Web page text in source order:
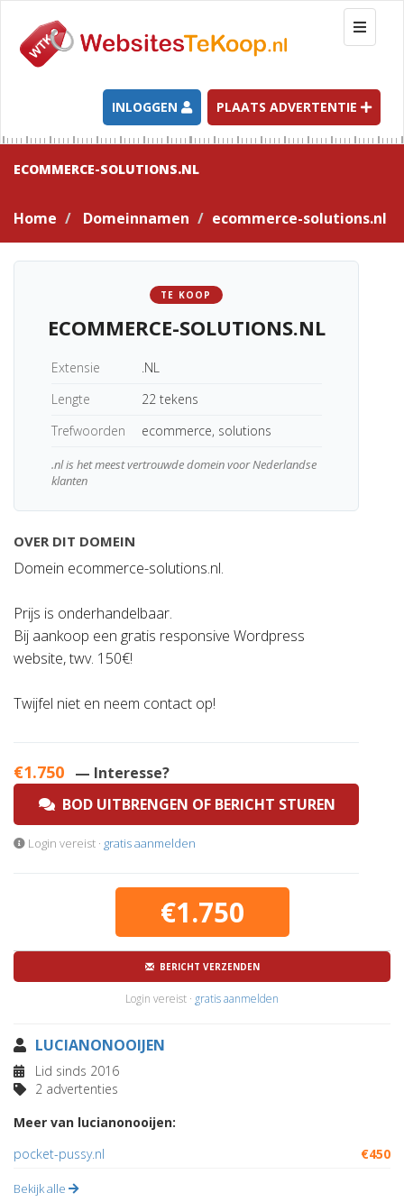
T
o
g
l
e
n
g
a
t
INLOGGEN PLAATS ADVERTENTIE
ECOMMERCE-SOLUTIONS.NL
Home Domeinnamen ecommerce-solutions.nl
TE KOOP
ECOMMERCE-SOLUTIONS.NL
Extensie
.NL
Lengte
22 tekens
Trefwoorden
ecommerce, solutions
.nl is het meest vertrouwde domein voor Nederlandse
klanten
OVER DIT DOMEIN
Domein ecommerce-solutions.nl.
Prijs is onderhandelbaar.
Bij aankoop een gratis responsive Wordpress
website, twv. 150€!
Twijfel niet en neem contact op!
€1.750 — Interesse?
BOD UITBRENGEN OF BERICHT STUREN
Login vereist · gratis aanmelden
€1.750
BERICHT VERZENDEN
Login vereist · gratis aanmelden
LUCIANONOOIJEN
Lid sinds 2016
2 advertenties
Meer van lucianonooijen:
pocket-pussy.nl
€450
Bekijk alle